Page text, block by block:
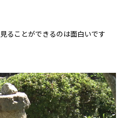
ることができるのは面白いです